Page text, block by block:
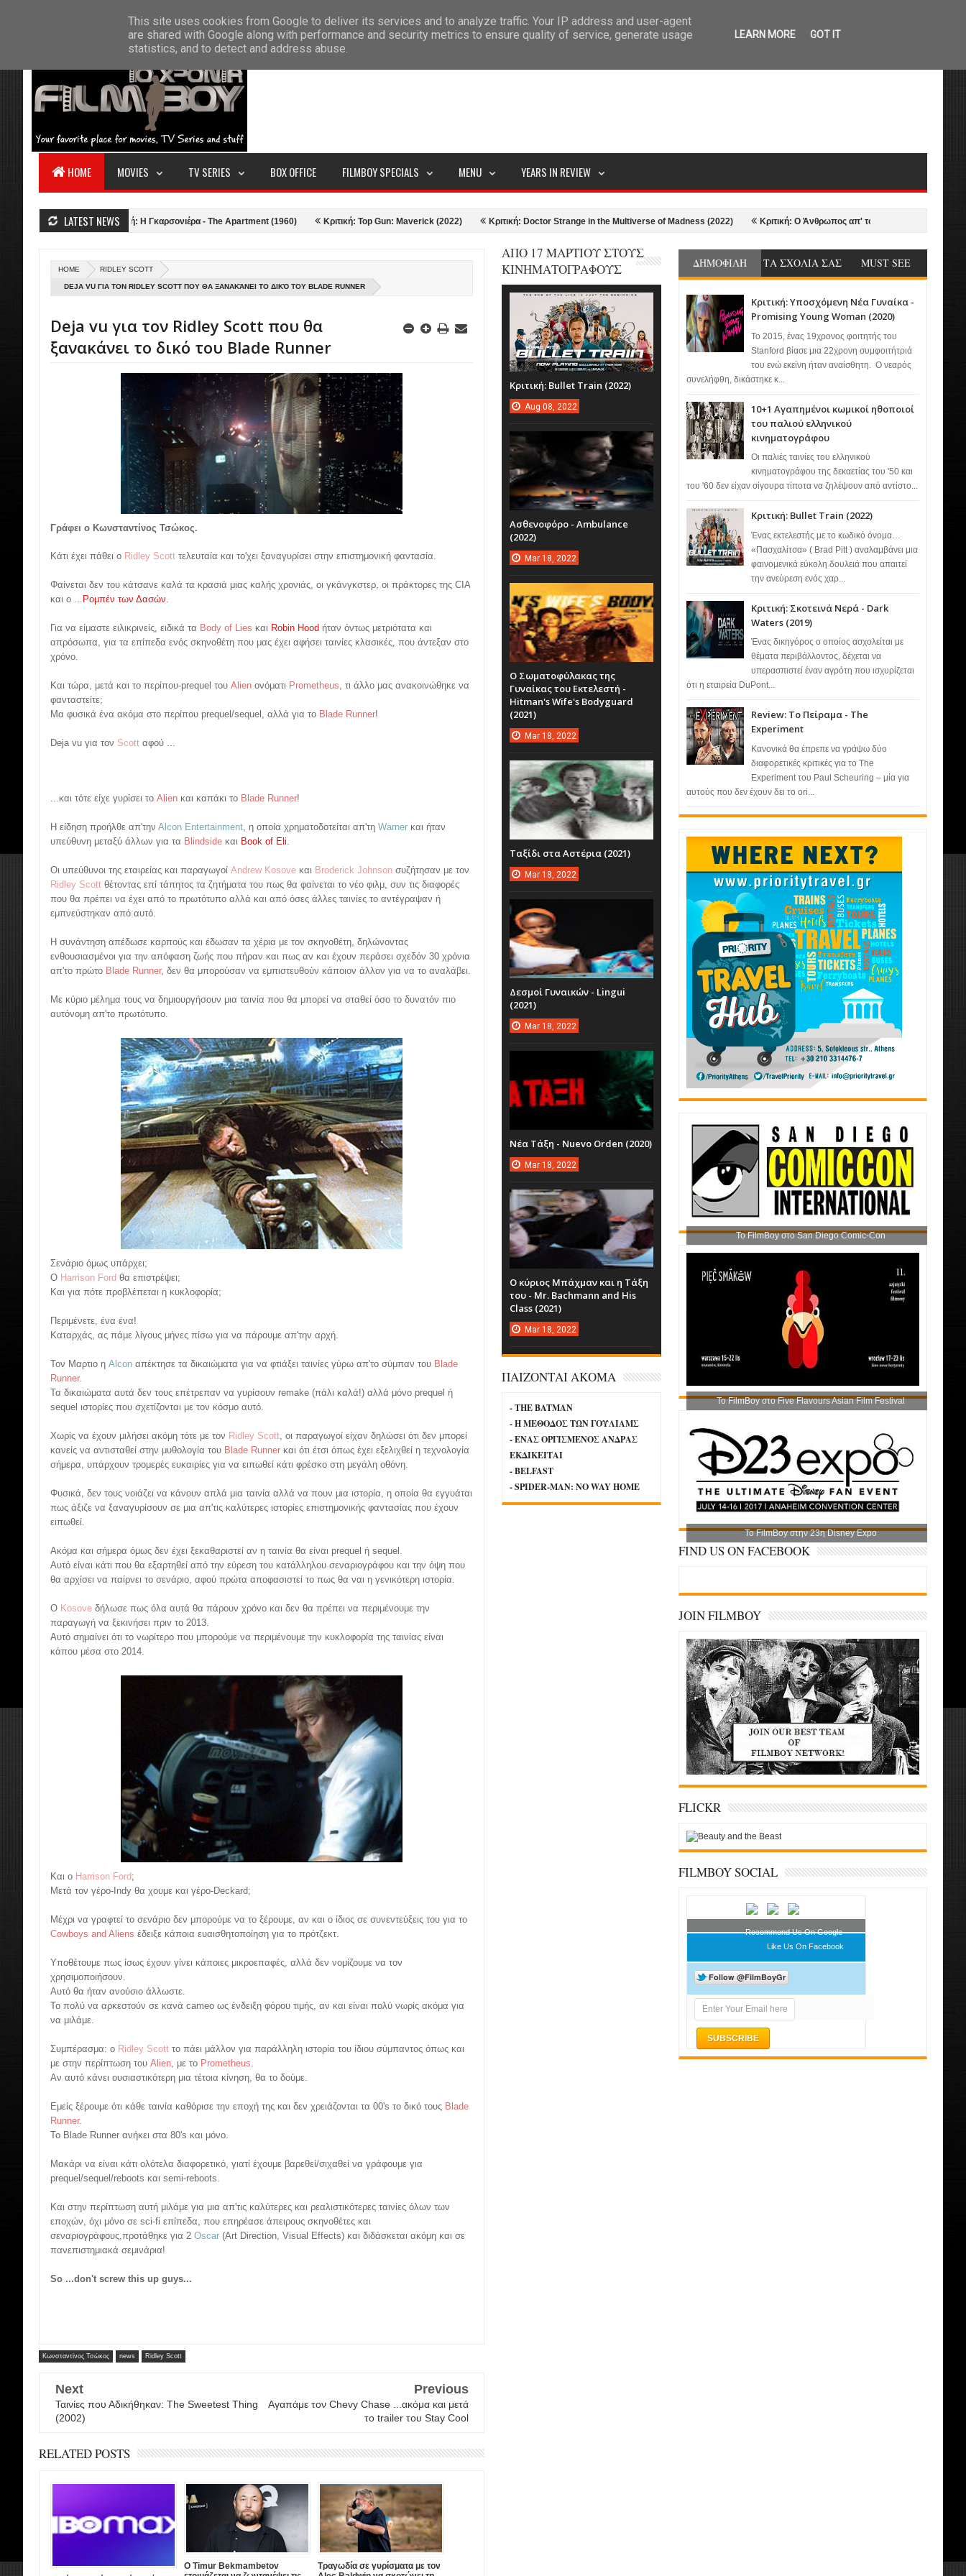
HOME ABOUT US CONTACT SITEMAP
HOME MOVIES TV SERIES BOX OFFICE FILMBOY SPECIALS MENU YEARS IN REVIEW
LATEST NEWS
Κριτική: Η Γκαρσονιέρα - The Apartment (1960) Κριτική: Top Gun: Maverick (2022) Κριτική: Doctor Strange in the Multiverse of Madness (2022) Κριτική: Ο Άνθρωπος απ' τον Βορρά - The Northman (2022)
HOME RIDLEY SCOTT
DEJA VU ΓΙΑ ΤΟΝ RIDLEY SCOTT ΠΟΥ ΘΑ ΞΑΝΑΚΆΝΕΙ ΤΟ ΔΙΚΌ ΤΟΥ BLADE RUNNER
Deja vu για τον Ridley Scott που θα
ξανακάνει το δικό του Blade Runner
Γράφει ο Κωνσταντίνος Τσώκος.
Κάτι έχει πάθει ο Ridley Scott τελευταία και το'χει ξαναγυρίσει στην επιστημονική φαντασία.
Φαίνεται δεν του κάτσανε καλά τα κρασιά μιας καλής χρονιάς, οι γκάνγκστερ, οι πράκτορες της CIA
και ο ... Ρομπέν των Δασών.
Για να είμαστε ειλικρινείς, ειδικά τα Body of Lies και Robin Hood ήταν όντως μετριότατα και
απρόσωπα, για τα επίπεδα ενός σκηνοθέτη που μας έχει αφήσει ταινίες κλασικές, που άντεξαν στο
χρόνο.
Και τώρα, μετά και το περίπου-prequel του Alien ονόματι Prometheus, τι άλλο μας ανακοινώθηκε να
φανταστείτε;
Μα φυσικά ένα ακόμα στο περίπου prequel/sequel, αλλά για το Blade Runner!
Deja vu για τον Scott αφού ...
...και τότε είχε γυρίσει το Alien και καπάκι το Blade Runner!
Η είδηση προήλθε απ'την Αlcon Entertainment, η οποία χρηματοδοτείται απ'τη Warner και ήταν
υπεύθυνη μεταξύ άλλων για τα Blindside και Book of Eli.
Οι υπεύθυνοι της εταιρείας και παραγωγοί Andrew Kosove και Broderick Johnson συζήτησαν με τον
Ridley Scott θέτοντας επί τάπητος τα ζητήματα του πως θα φαίνεται το νέο φιλμ, συν τις διαφορές
που θα πρέπει να έχει από το πρωτότυπο αλλά και από όσες άλλες ταινίες το αντέγραψαν ή
εμπνεύστηκαν από αυτό.
Η συνάντηση απέδωσε καρπούς και έδωσαν τα χέρια με τον σκηνοθέτη, δηλώνοντας
ενθουσιασμένοι για την απόφαση ζωής που πήραν και πως αν και έχουν περάσει σχεδόν 30 χρόνια
απ'το πρώτο Blade Runner, δεν θα μπορούσαν να εμπιστευθούν κάποιον άλλον για να το αναλάβει.
Με κύριο μέλημα τους να δημιουργήσουν μια ταινία που θα μπορεί να σταθεί όσο το δυνατόν πιο
αυτόνομη απ'το πρωτότυπο.
Σενάριο όμως υπάρχει;
Ο Harrison Ford θα επιστρέψει;
Και για πότε προβλέπεται η κυκλοφορία;
Περιμένετε, ένα ένα!
Καταρχάς, ας πάμε λίγους μήνες πίσω για να πάρουμε απ'την αρχή.
Τον Μαρτιο η Alcon απέκτησε τα δικαιώματα για να φτιάξει ταινίες γύρω απ'το σύμπαν του Blade
Runner.
Τα δικαιώματα αυτά δεν τους επέτρεπαν να γυρίσουν remake (πάλι καλά!) αλλά μόνο prequel ή
sequel ιστορίες που σχετίζονται με τον κόσμο αυτό.
Χωρίς να έχουν μιλήσει ακόμη τότε με τον Ridley Scott, οι παραγωγοί είχαν δηλώσει ότι δεν μπορεί
κανείς να αντισταθεί στην μυθολογία του Blade Runner και ότι έτσι όπως έχει εξελιχθεί η τεχνολογία
σήμερα, υπάρχουν τρομερές ευκαιρίες για να ειπωθεί κάτι φρέσκο στη μεγάλη οθόνη.
Φυσικά, δεν τους νοιάζει να κάνουν απλά μια ταινία αλλά να πουν μια ιστορία, η οποία θα εγγυάται
πως άξιζε να ξαναγυρίσουν σε μια απ'τις καλύτερες ιστορίες επιστημονικής φαντασίας που έχουν
ειπωθεί.
Ακόμα και σήμερα όμως δεν έχει ξεκαθαριστεί αν η ταινία θα είναι prequel ή sequel.
Αυτό είναι κάτι που θα εξαρτηθεί από την εύρεση του κατάλληλου σεναριογράφου και την όψη που
θα αρχίσει να παίρνει το σενάριο, αφού πρώτα αποφασιστεί το πως θα ναι η γενικότερη ιστορία.
Ο Kosove δήλωσε πως όλα αυτά θα πάρουν χρόνο και δεν θα πρέπει να περιμένουμε την
παραγωγή να ξεκινήσει πριν το 2013.
Αυτό σημαίνει ότι το νωρίτερο που μπορούμε να περιμένουμε την κυκλοφορία της ταινίας είναι
κάπου μέσα στο 2014.
Και ο Harrison Ford;
Μετά τον γέρο-Indy θα χουμε και γέρο-Deckard;
Μέχρι να γραφτεί το σενάριο δεν μπορούμε να το ξέρουμε, αν και ο ίδιος σε συνεντεύξεις του για το
Cowboys and Aliens έδειξε κάποια ευαισθητοποίηση για το πρότζεκτ.
Υποθέτουμε πως ίσως έχουν γίνει κάποιες μικροεπαφές, αλλά δεν νομίζουμε να τον
χρησιμοποιήσουν.
Αυτό θα ήταν ανούσιο άλλωστε.
Το πολύ να αρκεστούν σε κανά cameo ως ένδειξη φόρου τιμής, αν και είναι πολύ νωρίς ακόμα για
να μιλάμε.
Συμπέρασμα: ο Ridley Scott το πάει μάλλον για παράλληλη ιστορία του ίδιου σύμπαντος όπως και
με στην περίπτωση του Alien , με το Prometheus
Αν αυτό κάνει ουσιαστικότερη μια τέτοια κίνηση, θα το δούμε.
Εμείς ξέρουμε ότι κάθε ταινία καθόρισε την εποχή της και δεν χρειάζονται τα 00's το δικό τους Blade
Runner.
Το Blade Runner ανήκει στα 80's και μόνο.
Μακάρι να είναι κάτι ολότελα διαφορετικό, γιατί έχουμε βαρεθεί/σιχαθεί να γράφουμε για
prequel/sequel/reboots και semi-reboots.
Και στην περίπτωση αυτή μιλάμε για μια απ'τις καλύτερες και ρεαλιστικότερες ταινίες όλων των
εποχών, όχι μόνο σε sci-fi επίπεδα, που επηρέασε άπειρους σκηνοθέτες και
σεναριογράφους,προτάθηκε για 2 Oscar (Art Direction, Visual Effects) και διδάσκεται ακόμη και σε
πανεπιστημιακά σεμινάρια!
So ...don't screw this up guys...
Κωνσταντίνος Τσώκος news Ridley Scott
Next
Ταινίες που Αδικήθηκαν: The Sweetest Thing
(2002)
Previous
Αγαπάμε τον Chevy Chase ...ακόμα και μετά
το trailer του Stay Cool
RELATED POSTS
Ο Timur Bekmambetov
Τραγωδία σε γυρίσματα με τον
ΔΗΜΟΦΙΛΗ ΤΑ ΣΧΟΛΙΑ ΣΑΣ MUST SEE
Κριτική: Υποσχόμενη Νέα Γυναίκα -
Promising Young Woman (2020)
Το 2015, ένας 19χρονος φοιτητής του
Stanford βίασε μια 22χρονη συμφοιτήτριά
του ενώ εκείνη ήταν αναίσθητη. Ο νεαρός
συνελήφθη, δικάστηκε κ...
10+1 Αγαπημένοι κωμικοί ηθοποιοί
του παλιού ελληνικού
κινηματογράφου
Οι παλιές ταινίες του ελληνικού
κινηματογράφου της δεκαετίας του '50 και
του '60 δεν είχαν σίγουρα τίποτα να ζηλέψουν από αντίστο...
Κριτική: Bullet Train (2022)
Ένας εκτελεστής με το κωδικό όνομα…
«Πασχαλίτσα» ( Brad Pitt ) αναλαμβάνει μια
φαινομενικά εύκολη δουλειά που απαιτεί
την ανεύρεση ενός χαρ...
Κριτική: Σκοτεινά Νερά - Dark
Waters (2019)
Ένας δικηγόρος ο οποίος ασχολείται με
θέματα περιβάλλοντος, δέχεται να
υπερασπιστεί έναν αγρότη που ισχυρίζεται
ότι η εταιρεία DuPont...
Review: Το Πείραμα - The
Experiment
Κανονικά θα έπρεπε να γράψω δύο
διαφορετικές κριτικές για το The
Experiment του Paul Scheuring – μία για
αυτούς που δεν έχουν δει το ori...
Το FilmBoy στο San Diego Comic-Con
Το FilmBoy στο Five Flavours Asian Film Festival
Το FilmBoy στην 23η Disney Expo
FIND US ON FACEBOOK
JOIN FILMBOY
FLICKR
FILMBOY SOCIAL
Recommend Us On Google
Like Us On Facebook
ΑΠΟ 17 ΜΑΡΤΙΟΥ ΣΤΟΥΣ
ΚΙΝΗΜΑΤΟΓΡΑΦΟΥΣ
Κριτική: Bullet Train (2022)
Aug 08, 2022
Ασθενοφόρο - Ambulance
(2022)
Mar 18, 2022
Ο Σωματοφύλακας της
Γυναίκας του Εκτελεστή -
Hitman's Wife's Bodyguard
(2021)
Mar 18, 2022
Ταξίδι στα Αστέρια (2021)
Mar 18, 2022
Δεσμοί Γυναικών - Lingui
(2021)
Mar 18, 2022
Νέα Τάξη - Nuevo Orden (2020)
Mar 18, 2022
Ο κύριος Μπάχμαν και η Τάξη
του - Mr. Bachmann and His
Class (2021)
Mar 18, 2022
ΠΑΙΖΟΝΤΑΙ ΑΚΟΜΑ
- THE BATMAN
- Η ΜΕΘΟΔΟΣ ΤΩΝ ΓΟΥΛΙΑΜΣ
- ΕΝΑΣ ΟΡΓΙΣΜΕΝΟΣ ΑΝΔΡΑΣ
ΕΚΔΙΚΕΙΤΑΙ
- BELFAST
- SPIDER-MAN: NO WAY HOME
This site uses cookies from Google to deliver its services and to analyze traffic. Your IP address and user-agent
are shared with Google along with performance and security metrics to ensure quality of service, generate usage
statistics, and to detect and address abuse.
LEARN MORE GOT IT